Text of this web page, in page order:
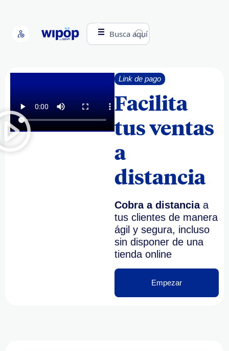
Busca aquí
Link de pago
Facilita
tus ventas
a
distancia
Cobra a distanciaa
tus clientes de manera
ágil y segura, incluso
sin disponer de una
tienda online
Empezar